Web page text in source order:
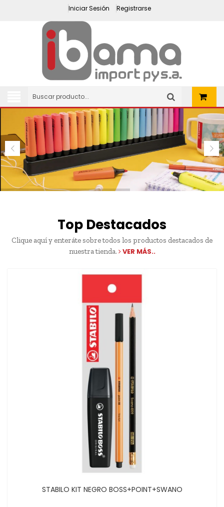
Iniciar Sesión Registrarse
Top Destacados
Clique aquí y enteráte sobre todos los productos destacados de
nuestra tienda. VER MÁS..
STABILO KIT NEGRO BOSS+POINT+SWANO